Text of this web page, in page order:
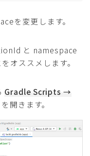
を変更します。
と namespace
オススメします。
Gradle Scripts →
を開きます。